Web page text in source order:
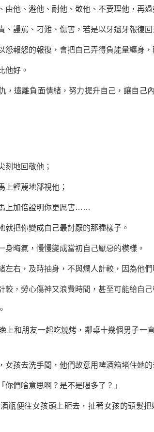
他、避他、耐他、敬他、不要理他，再過
謾罵、刁難、傷害，若是以牙還牙報復回
報怨的報復，會把自己弄得負能量纏身，
好。
遠離負面情緒，努力提升自己，讓自己
地回敬他；
輕蔑地鄙視他；
上加倍證明你更厲害……
把你變成自己最討厭的那種樣子。
晦氣，慢慢變成當初自己厭惡的模樣。
，及時抽身，不與爛人計較，因為他們
，勞心傷神又浪費時間，甚至可能給自己
和朋友一起吃燒烤，鄰桌十幾個男子一
孩去洗手間，他們故意用啤酒箱堵住她的
們啥意思啊？是不是喝多了？」
便往女孩頭上砸去，扯著女孩的頭髮把